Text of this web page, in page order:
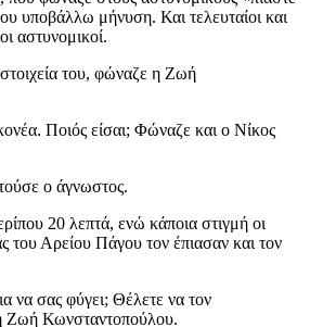
υποβάλλω μήνυση. Και τελευταίοι και
αστυνομικοί.
του, φώναζε η Ζωή
Ποιός είσαι; Φώναζε και ο Νίκος
ο άγνωστος.
20 λεπτά, ενώ κάποια στιγμή οι
του Αρείου Πάγου τον έπιασαν και τον
να σας φύγει; Θέλετε να τον
Ζωή Κωνσταντοπούλου.